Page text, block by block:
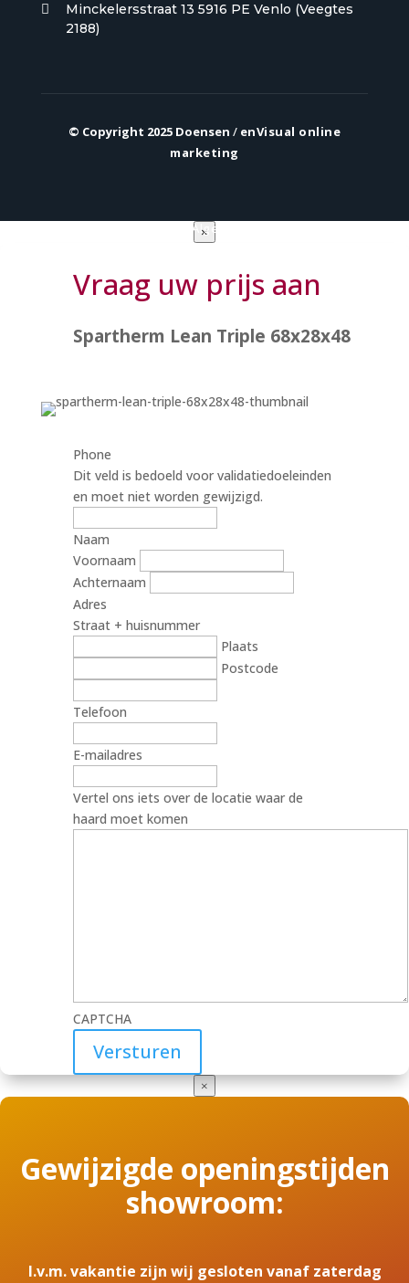

Minckelersstraat 13 5916 PE Venlo (Veegtes
2188)
© Copyright 2025 Doensen / enVisual online
marketing
Algemene voorwaarden
×
Vraag uw prijs aan
Spartherm Lean Triple 68x28x48
Phone
Dit veld is bedoeld voor validatiedoeleinden
en moet niet worden gewijzigd.
Naam
Voornaam
Achternaam
Adres
Straat + huisnummer
Plaats
Postcode
Telefoon
E-mailadres
Vertel ons iets over de locatie waar de
haard moet komen
CAPTCHA
×
Gewijzigde openingstijden
showroom:
I.v.m. vakantie zijn wij gesloten vanaf zaterdag